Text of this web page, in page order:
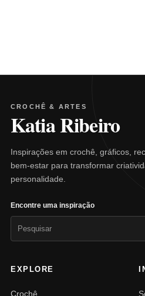
CROCHÊ & ARTES
Katia Ribeiro
Inspirações em crochê, gráficos,
bem-estar para transformar
personalidade.
Encontre uma inspiração
EXPLORE
Crochê